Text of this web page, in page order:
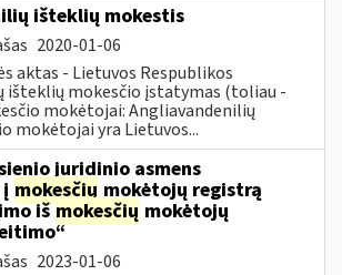
išteklių mokestis
2020-01-06
aktas - Lietuvos Respublikos
išteklių mokesčio įstatymas (toliau -
mokėtojai: Angliavandenilių
mokėtojai yra Lietuvos...
juridinio asmens
mokesčių mokėtojų registrą
išmokesčių mokėtojų
2023-01-06